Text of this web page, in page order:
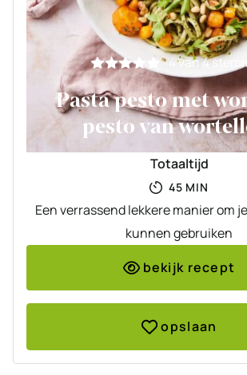
4van4
Pasta pesto met
pesto van
Totaaltijd
45MINUTEN
MIN
Een verrassend lekkere manier om
kunnen gebruiken
bekijk recept
opslaan